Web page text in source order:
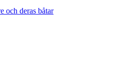
och deras båtar